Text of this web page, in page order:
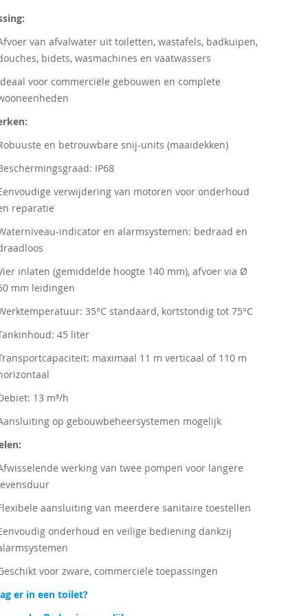
van afvalwater uit toiletten, wastafels, badkuipen,
bidets, wasmachines en vaatwassers
voor commerciële gebouwen en complete
en betrouwbare snij-units (maaidekken)
IP68
verwijdering van motoren voor onderhoud
reparatie
indicator en alarmsystemen: bedraad en
inlaten (gemiddelde hoogte 140 mm), afvoer via Ø
mm leidingen
35°C standaard, kortstondig tot 75°C
45 liter
maximaal 11 m verticaal of 110 m
13 m³/h
op gebouwbeheersystemen mogelijk
werking van twee pompen voor langere
aansluiting van meerdere sanitaire toestellen
onderhoud en veilige bediening dankzij
voor zware, commerciële toepassingen
er in een toilet?